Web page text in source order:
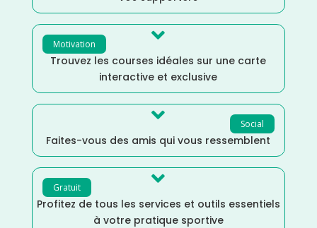
Motivation 
Trouvez les courses idéales sur une carte
interactive et exclusive
Social

Faites-vous des amis qui vous ressemblent
Gratuit 
Profitez de tous les services et outils essentiels
à votre pratique sportive